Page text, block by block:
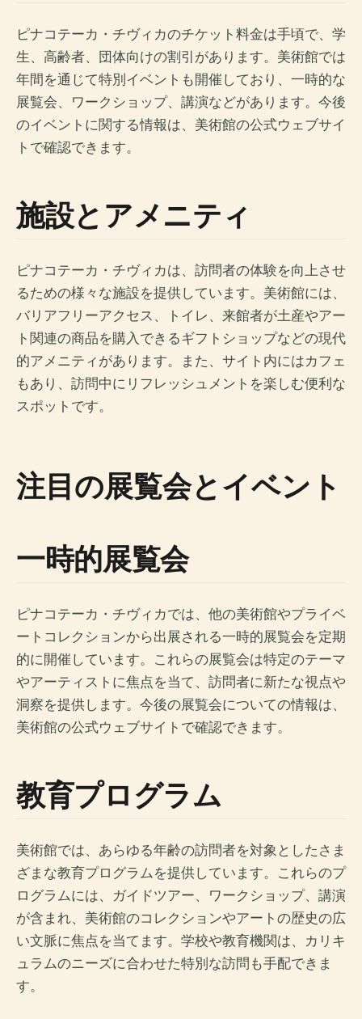
ピナコテーカ・チヴィカのチケット料金は手頃で、学
生、高齢者、団体向けの割引があります。美術館では
年間を通じて特別イベントも開催しており、一時的な
展覧会、ワークショップ、講演などがあります。今後
のイベントに関する情報は、美術館の公式ウェブサイ
トで確認できます。
施設とアメニティ
ピナコテーカ・チヴィカは、訪問者の体験を向上させ
るための様々な施設を提供しています。美術館には、
バリアフリーアクセス、トイレ、来館者が土産やアー
ト関連の商品を購入できるギフトショップなどの現代
的アメニティがあります。また、サイト内にはカフェ
もあり、訪問中にリフレッシュメントを楽しむ便利な
スポットです。
注目の展覧会とイベント
一時的展覧会
ピナコテーカ・チヴィカでは、他の美術館やプライベ
ートコレクションから出展される一時的展覧会を定期
的に開催しています。これらの展覧会は特定のテーマ
やアーティストに焦点を当て、訪問者に新たな視点や
洞察を提供します。今後の展覧会についての情報は、
美術館の公式ウェブサイトで確認できます。
教育プログラム
美術館では、あらゆる年齢の訪問者を対象としたさま
ざまな教育プログラムを提供しています。これらのプ
ログラムには、ガイドツアー、ワークショップ、講演
が含まれ、美術館のコレクションやアートの歴史の広
い文脈に焦点を当てます。学校や教育機関は、カリキ
ュラムのニーズに合わせた特別な訪問も手配できま
す。